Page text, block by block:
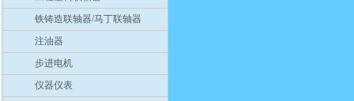
铁铸造联轴器/马丁联轴器
注油器
步进电机
仪器仪表